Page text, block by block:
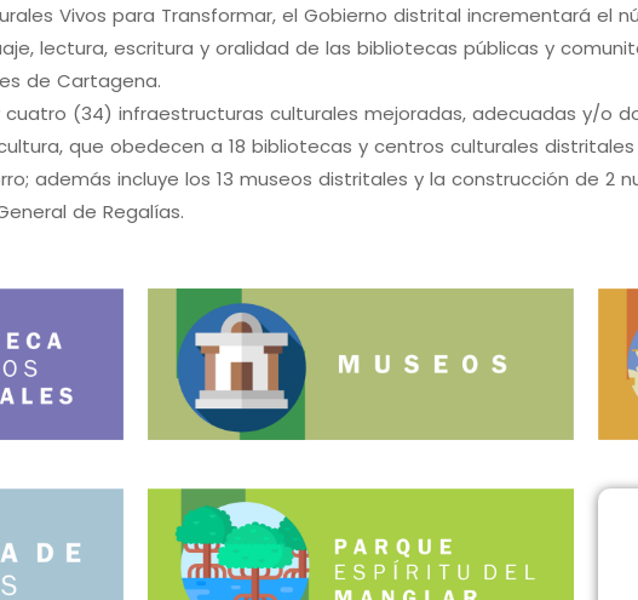
Vivos para Transformar, el Gobierno distrital incrementará el
lectura, escritura y oralidad de las bibliotecas públicas y
de Cartagena.
(34) infraestructuras culturales mejoradas, adecuadas y/o
que obedecen a 18 bibliotecas y centros culturales
además incluye los 13 museos distritales y la construcción de 2
de Regalías.